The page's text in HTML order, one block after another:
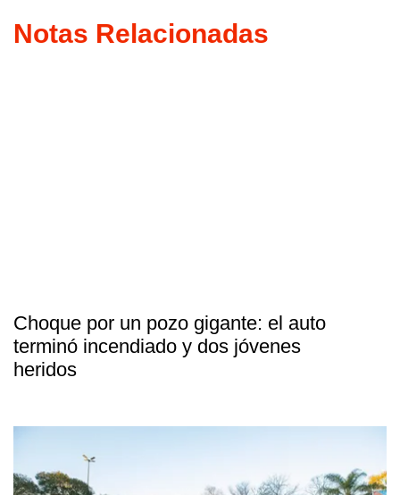
Notas Relacionadas
Choque por un pozo gigante: el auto
terminó incendiado y dos jóvenes
heridos